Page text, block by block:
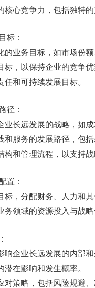
核心竞争力，包括独特
标：
的业务目标，如市场份额
标，以保持企业的竞争优
任和可持续发展目标。
径：
业长远发展的战略，如
和服务的发展路径，包
构和管理流程，以支持战
置：
标，分配财务、人力和其
务领域的资源投入与战略
响企业长远发展的内部和
潜在影响和发生概率。
对策略，包括风险规避、